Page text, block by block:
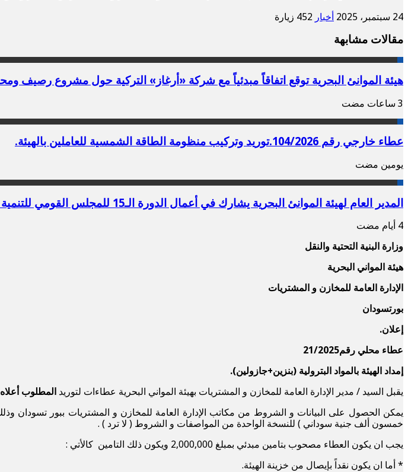
24 سبتمبر، 2025 أخبار 452 زيارة
مقالات مشابهة
هيئة الموانئ البحرية توقع اتفاقاً مبدئياً مع شركة «أرغاز» التركية حول مشروع رصيف
عطاء خارجي رقم 104/2026.توريد وتركيب منظومة الطاقة الشمسية للعاملين بالهيئة.
‏يومين مضت
المدير العام لهيئة الموانئ البحرية يشارك في أعمال الدورة الـ15 للمجلس القومي للتنمية العمرانية
وزارة البنية التحتية والنقل
هيئة المواني البحرية
الإدارة العامة للمخازن و المشتريات
بورتسودان
إعلان.
عطاء محلي رقم21/2025
إمداد الهيئة بالمواد البترولية (بنزين+جازولين).
يقبل السيد / مدير الإدارة العامة للمخازن و المشتريات بهيئة المواني البحرية عطاءات لتوريد المطلوب
يمكن الحصول على البيانات و الشروط من مكاتب الإدارة العامة للمخازن و المشتريات ببور تسودان
خمسون ألف جنية سوداني ) للنسخة الواحدة من المواصفات و الشروط ( لا ترد ) .
يجب ان يكون العطاء مصحوب بتامين مبدئي بمبلغ 2,000,000 ويكون ذلك التامين كالأتي :
* أما ان يكون نقداً بإيصال من خزينة الهيئة.